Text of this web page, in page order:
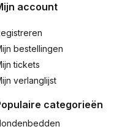
account
bestellingen
tickets
verlanglijst
categorieën